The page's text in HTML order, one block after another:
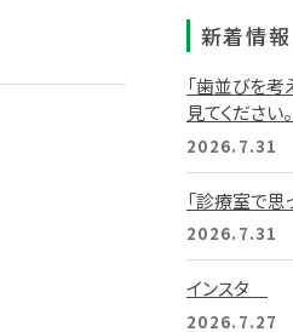
新着情報
「歯並びを考
見てください。
2026.7.31
「診療室で思
2026.7.31
インスタ
2026.7.27